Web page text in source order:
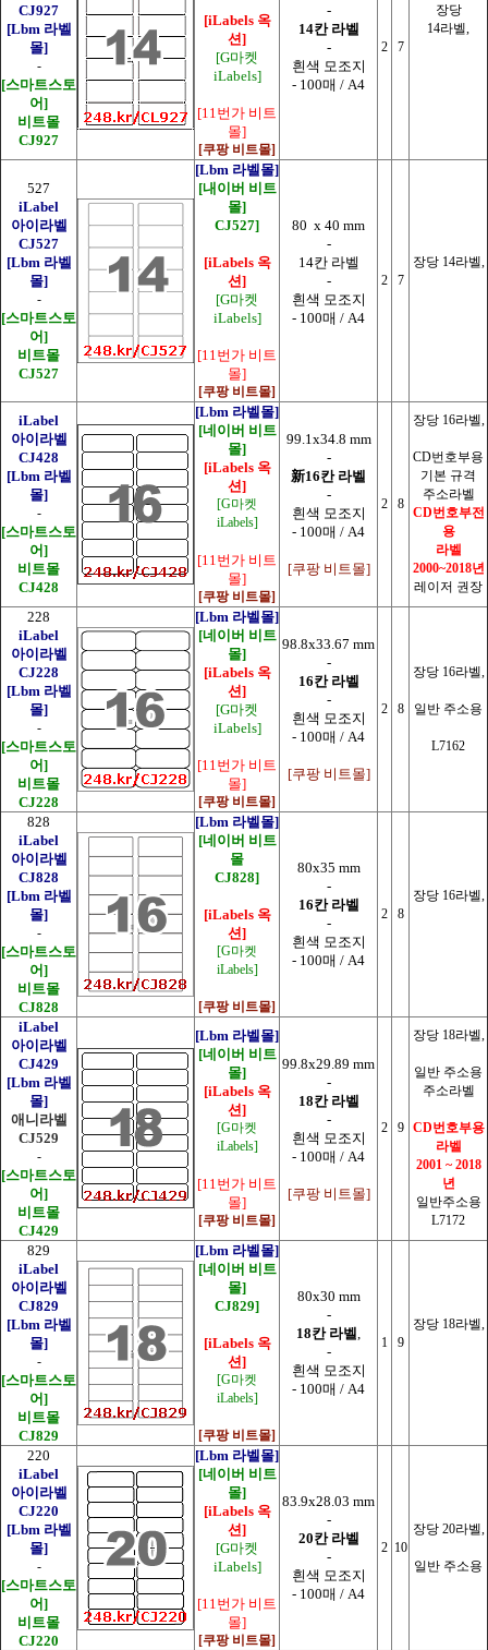
CJ927
[Lbm 라벨
몰]
-
[스마트스토
어]
비트몰
CJ927
[iLabels 옥
션]
[G마켓
iLabels]
[11번가 비트
몰]
[쿠팡 비트몰]
-
14칸 라벨
-
흰색 모조지
- 100매 / A4
2 7
장당
14라벨,
527
iLabel
아이라벨
CJ527
[Lbm 라벨
몰]
-
[스마트스토
어]
비트몰
CJ527
[Lbm 라벨몰]
[내이버 비트
몰]
CJ527]
[iLabels 옥
션]
[G마켓
iLabels]
[11번가 비트
몰]
[쿠팡 비트몰]
80 x 40 mm
-
14칸 라벨
-
흰색 모조지
- 100매 / A4
2 7
장당 14라벨,
iLabel
아이라벨
CJ428
[Lbm 라벨
몰]
-
[스마트스토
어]
비트몰
CJ428
[Lbm 라벨몰]
[네이버 비트
몰]
[iLabels 옥
션]
[G마켓
iLabels]
[11번가 비트
몰]
[쿠팡 비트몰]
99.1x34.8 mm
-
新16칸 라벨
-
흰색 모조지
- 100매 / A4
[쿠팡 비트몰]
2 8
장당 16라벨,
CD번호부용
기본 규격
주소라벨
CD번호부전
용
라벨
2000~2018년
레이저 권장
228
iLabel
아이라벨
CJ228
[Lbm 라벨
몰]
-
[스마트스토
어]
비트몰
CJ228
[Lbm 라벨몰]
[네이버 비트
몰]
[iLabels 옥
션]
[G마켓
iLabels]
[11번가 비트
몰]
[쿠팡 비트몰]
98.8x33.67 mm
-
16칸 라벨
-
흰색 모조지
- 100매 / A4
[쿠팡 비트몰]
2 8
장당 16라벨,
일반 주소용
L7162
828
iLabel
아이라벨
CJ828
[Lbm 라벨
몰]
-
[스마트스토
어]
비트몰
CJ828
[Lbm 라벨몰]
[네이버 비트
몰
CJ828]
[iLabels 옥
션]
[G마켓
iLabels]
[쿠팡 비트몰]
80x35 mm
-
16칸 라벨
-
흰색 모조지
- 100매 / A4
2 8
장당 16라벨,
iLabel
아이라벨
CJ429
[Lbm 라벨
몰]
애니라벨
CJ529
-
[스마트스토
어]
비트몰
CJ429
[Lbm 라벨몰]
[네이버 비트
몰]
[iLabels 옥
션]
[G마켓
iLabels]
[11번가 비트
몰]
[쿠팡 비트몰]
99.8x29.89 mm
-
18칸 라벨
-
흰색 모조지
- 100매 / A4
[쿠팡 비트몰]
2 9
장당 18라벨,
일반 주소용
주소라벨
CD번호부용
라벨
2001 ~ 2018
년
일반주소용
L7172
829
iLabel
아이라벨
CJ829
[Lbm 라벨
몰]
-
[스마트스토
어]
비트몰
CJ829
[Lbm 라벨몰]
[네이버 비트
몰]
CJ829]
[iLabels 옥
션]
[G마켓
iLabels]
[쿠팡 비트몰]
80x30 mm
-
18칸 라벨
-
흰색 모조지
- 100매 / A4
1 9
장당 18라벨,
220
iLabel
아이라벨
CJ220
[Lbm 라벨
몰]
-
[스마트스토
어]
비트몰
CJ220
[Lbm 라벨몰]
[네이버 비트
몰]
[iLabels 옥
션]
[G마켓
iLabels]
[11번가 비트
몰]
[쿠팡 비트몰]
83.9x28.03 mm
-
20칸 라벨
-
흰색 모조지
- 100매 / A4
2 10
장당 20라벨,
일반 주소용